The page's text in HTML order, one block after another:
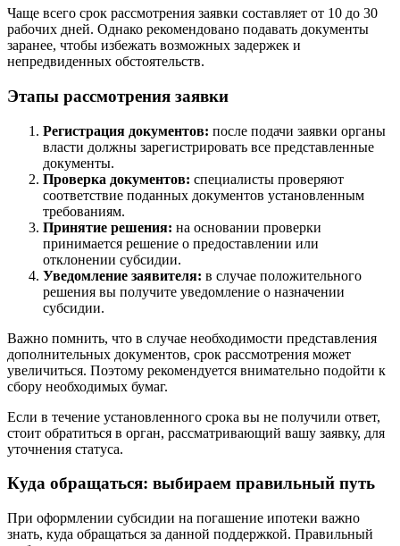
Чаще всего срок рассмотрения заявки составляет от 10 до 30
рабочих дней. Однако рекомендовано подавать документы
заранее, чтобы избежать возможных задержек и
непредвиденных обстоятельств.
Этапы рассмотрения заявки
Регистрация документов: после подачи заявки органы
власти должны зарегистрировать все представленные
документы.
Проверка документов: специалисты проверяют
соответствие поданных документов установленным
требованиям.
Принятие решения: на основании проверки
принимается решение о предоставлении или
отклонении субсидии.
Уведомление заявителя: в случае положительного
решения вы получите уведомление о назначении
субсидии.
Важно помнить, что в случае необходимости представления
дополнительных документов, срок рассмотрения может
увеличиться. Поэтому рекомендуется внимательно подойти к
сбору необходимых бумаг.
Если в течение установленного срока вы не получили ответ,
стоит обратиться в орган, рассматривающий вашу заявку, для
уточнения статуса.
Куда обращаться: выбираем правильный путь
При оформлении субсидии на погашение ипотеки важно
знать, куда обращаться за данной поддержкой. Правильный